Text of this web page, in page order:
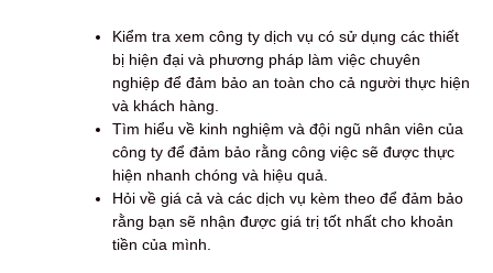
Kiểm tra xem công ty dịch vụ có sử dụng các thiết
bị hiện đại và phương pháp làm việc chuyên
nghiệp để đảm bảo an toàn cho cả người thực hiện
và khách hàng.
Tìm hiểu về kinh nghiệm và đội ngũ nhân viên của
công ty để đảm bảo rằng công việc sẽ được thực
hiện nhanh chóng và hiệu quả.
Hỏi về giá cả và các dịch vụ kèm theo để đảm bảo
rằng bạn sẽ nhận được giá trị tốt nhất cho khoản
tiền của mình.